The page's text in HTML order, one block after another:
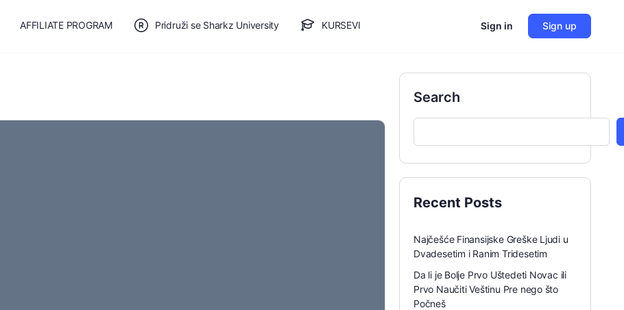
AFFILIATE PROGRAM Pridruži se Sharkz University KURSEVI Sign in Sign up
Search
Recent Posts
Najčešće Finansijske Greške Ljudi u
Dvadesetim i Ranim Tridesetim
Da li je Bolje Prvo Uštedeti Novac ili
Prvo Naučiti Veštinu Pre nego što
Počneš